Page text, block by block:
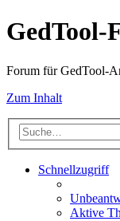
GedTool-
Forum für GedTool-
Zum Inhalt
Schnellzugriff
Aktive